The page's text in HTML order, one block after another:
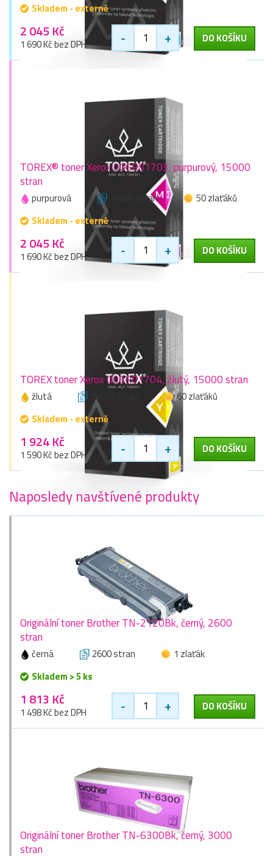
Skladem - externě
2 045 Kč
1 690 Kč bez DPH - + DO KOŠÍKU
TOREX® toner Xerox 006R01703, purpurový, 15000
stran
purpurová 15000 stran
50 zlaťáků
Skladem - externě
2 045 Kč
1 690 Kč bez DPH - + DO KOŠÍKU
TOREX toner Xerox 006R01704, žlutý, 15000 stran
žlutá 15000 stran
60 zlaťáků
Skladem - externě
1 924 Kč
1 590 Kč bez DPH - + DO KOŠÍKU
Naposledy navštívené produkty
Originální toner Brother TN-2120Bk, černý, 2600
stran
černá 2600 stran
1 zlaťák
Skladem > 5 ks
1 813 Kč
1 498 Kč bez DPH - + DO KOŠÍKU
Originální toner Brother TN-6300Bk, černý, 3000
stran